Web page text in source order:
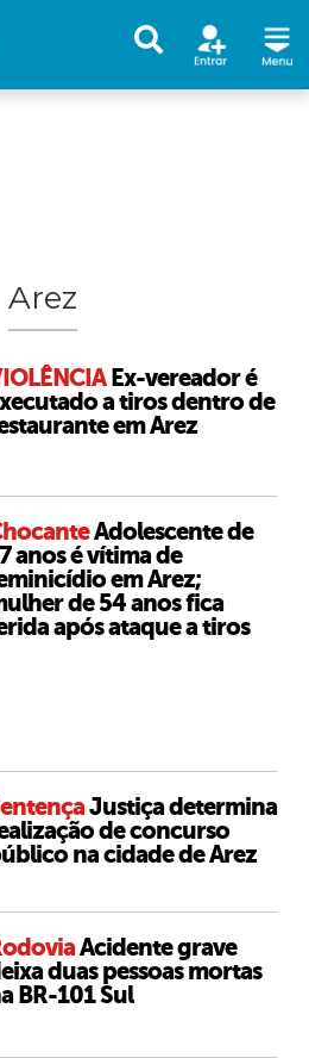
Arez
Ex-vereador é
a tiros dentro de
em Arez
Adolescente de
anos é vítima de
em Arez;
de 54 anos fica
após ataque a tiros
Justiça determina
de concurso
na cidade de Arez
Acidente grave
duas pessoas mortas
BR-101 Sul